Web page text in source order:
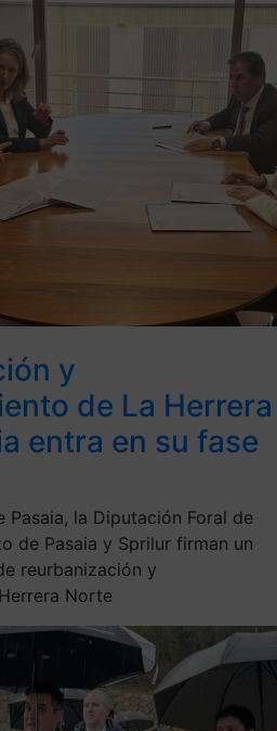
y
de La Herrera
entra en su fase
la Diputación Foral de
de Pasaia y Sprilur firman un
reurbanización y
Norte